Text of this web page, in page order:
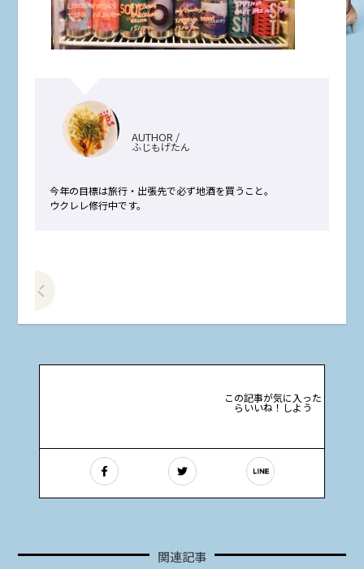
AUTHOR /
ふじもげたん
今年の目標は旅行・出張先で必ず地酒を買うこと。
ウクレレ修行中です。
この記事が気に入った
らいいね！しよう
関連記事